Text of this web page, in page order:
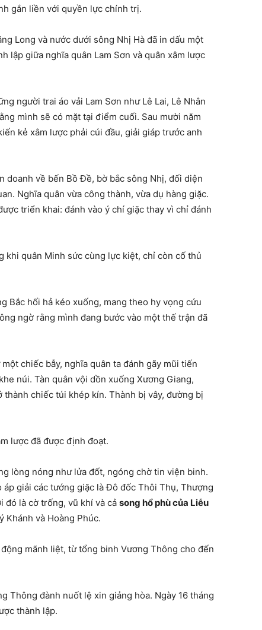
gắn liền với quyền lực chính trị.
Long và nước dưới sông Nhị Hà đã in dấu một
lập giữa nghĩa quân Lam Sơn và quân xâm lược
người trai áo vải Lam Sơn như Lê Lai, Lê Nhân
mình sẽ có mặt tại điểm cuối. Sau mười năm
kẻ xâm lược phải cúi đầu, giải giáp trước anh
doanh về bến Bồ Đề, bờ bắc sông Nhị, đối diện
Nghĩa quân vừa công thành, vừa dụ hàng giặc.
triển khai: đánh vào ý chí giặc thay vì chỉ đánh
khi quân Minh sức cùng lực kiệt, chỉ còn cố thủ
Bắc hối hả kéo xuống, mang theo hy vọng cứu
ngờ rằng mình đang bước vào một thế trận đã
chiếc bẫy, nghĩa quân ta đánh gãy mũi tiến
núi. Tàn quân vội dồn xuống Xương Giang,
chiếc túi khép kín. Thành bị vây, đường bị
lược đã được định đoạt.
lòng nóng như lửa đốt, ngóng chờ tin viện binh.
giải các tướng giặc là Đô đốc Thôi Thụ, Thượng
đó là cờ trống, vũ khí và cả song hổ phù của Liễu
Khánh và Hoàng Phúc.
mãnh liệt, từ tổng binh Vương Thông cho đến
Thông đành nuốt lệ xin giảng hòa. Ngày 16 tháng
thành lập.